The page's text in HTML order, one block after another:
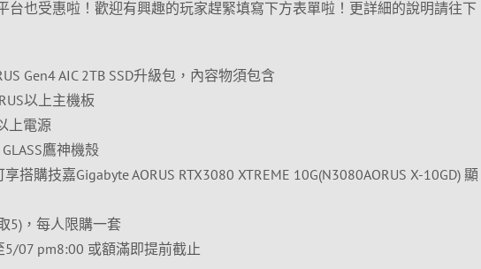
台也受惠啦！歡迎有興趣的玩家趕緊填寫下方表單啦！更詳細的說明請往下
Gen4 AIC 2TB SSD升級包，內容物須包含
以上主機板
上電源
鷹神機殼
搭購技嘉Gigabyte AORUS RTX3080 XTREME 10G(N3080AORUS X-10GD) 顯
5)，每人限購一套
07 pm8:00 或額滿即提前截止